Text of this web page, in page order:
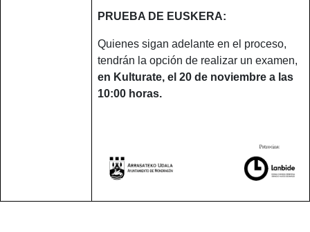
PRUEBA DE EUSKERA:
Quienes sigan adelante en el proceso,
tendrán la opción de realizar un examen,
en Kulturate, el 20 de noviembre a las
10:00 horas.